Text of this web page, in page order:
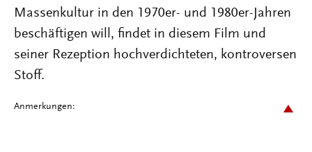
Massenkultur in den 1970er- und 1980er-Jahren
beschäftigen will, findet in diesem Film und
seiner Rezeption hochverdichteten, kontroversen
Stoff.
Anmerkungen: